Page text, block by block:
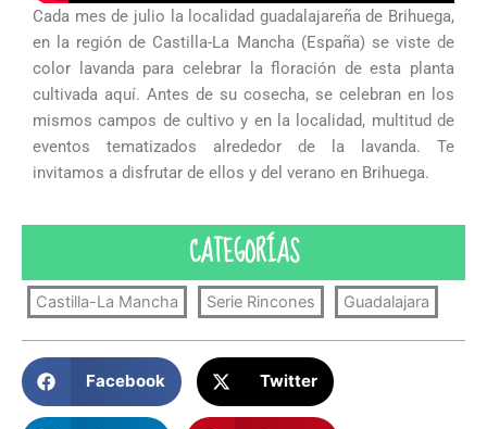
Cada mes de julio la localidad guadalajareña de Brihuega,
en la región de Castilla-La Mancha (España) se viste de
color lavanda para celebrar la floración de esta planta
cultivada aquí. Antes de su cosecha, se celebran en los
mismos campos de cultivo y en la localidad, multitud de
eventos tematizados alrededor de la lavanda. Te
invitamos a disfrutar de ellos y del verano en Brihuega.
CATEGORÍAS
Castilla-La Mancha Serie Rincones Guadalajara
Facebook Twitter